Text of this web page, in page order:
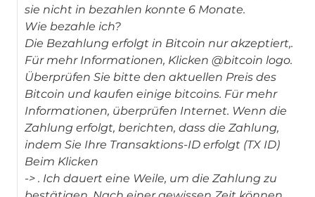
sie nicht in bezahlen konnte 6 Monate.
Wie bezahle ich?
Die Bezahlung erfolgt in Bitcoin nur akzeptiert,.
Für mehr Informationen, Klicken @bitcoin logo.
Überprüfen Sie bitte den aktuellen Preis des
Bitcoin und kaufen einige bitcoins. Für mehr
Informationen, überprüfen Internet. Wenn die
Zahlung erfolgt, berichten, dass die Zahlung,
indem Sie Ihre Transaktions-ID erfolgt (TX ID)
Beim Klicken
-> . Ich dauert eine Weile, um die Zahlung zu